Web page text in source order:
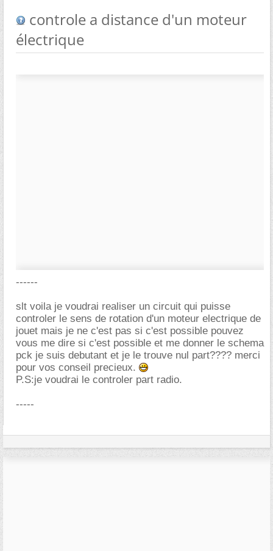
controle a distance d'un moteur
électrique
------
slt voila je voudrai realiser un circuit qui puisse
controler le sens de rotation d'un moteur electrique de
jouet mais je ne c'est pas si c'est possible pouvez
vous me dire si c'est possible et me donner le schema
pck je suis debutant et je le trouve nul part???? merci
pour vos conseil precieux.
P.S:je voudrai le controler part radio.
-----